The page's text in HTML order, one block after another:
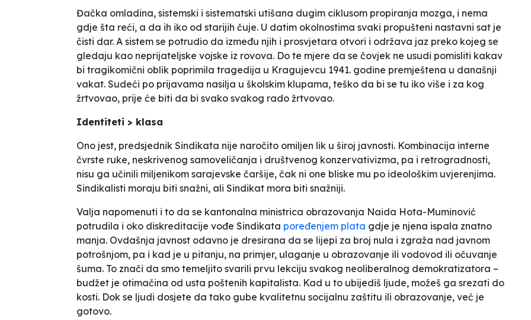
Đačka omladina, sistemski i sistematski utišana dugim ciklusom propiranja mozga, i nema
gdje šta reći, a da ih iko od starijih čuje. U datim okolnostima svaki propušteni nastavni sat je
čisti dar. A sistem se potrudio da između njih i prosvjetara otvori i održava jaz preko kojeg se
gledaju kao neprijateljske vojske iz rovova. Do te mjere da se čovjek ne usudi pomisliti kakav
bi tragikomični oblik poprimila tragedija u Kragujevcu 1941. godine premještena u današnji
vakat. Sudeći po prijavama nasilja u školskim klupama, teško da bi se tu iko više i za kog
žrtvovao, prije će biti da bi svako svakog rado žrtvovao.
Identiteti > klasa
Ono jest, predsjednik Sindikata nije naročito omiljen lik u široj javnosti. Kombinacija interne
čvrste ruke, neskrivenog samoveličanja i društvenog konzervativizma, pa i retrogradnosti,
nisu ga učinili miljenikom sarajevske čaršije, čak ni one bliske mu po ideološkim uvjerenjima.
Sindikalisti moraju biti snažni, ali Sindikat mora biti snažniji.
Valja napomenuti i to da se kantonalna ministrica obrazovanja Naida Hota-Muminović
potrudila i oko diskreditacije vođe Sindikata poređenjem plata gdje je njena ispala znatno
manja. Ovdašnja javnost odavno je dresirana da se lijepi za broj nula i zgraža nad javnom
potrošnjom, pa i kad je u pitanju, na primjer, ulaganje u obrazovanje ili vodovod ili očuvanje
šuma. To znači da smo temeljito svarili prvu lekciju svakog neoliberalnog demokratizatora –
budžet je otimačina od usta poštenih kapitalista. Kad u to ubijediš ljude, možeš ga srezati do
kosti. Dok se ljudi dosjete da tako gube kvalitetnu socijalnu zaštitu ili obrazovanje, već je
gotovo.